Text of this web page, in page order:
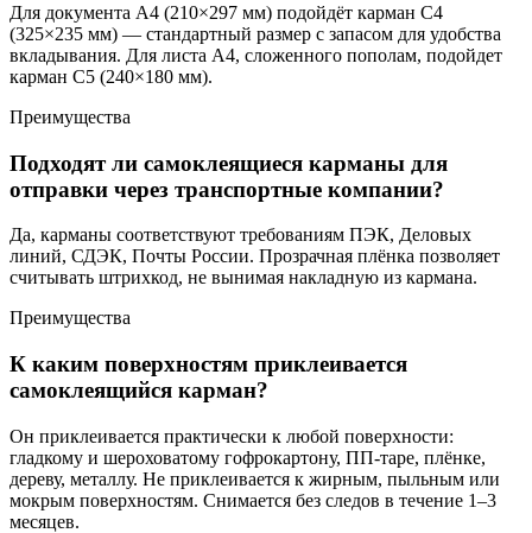
Для документа А4 (210×297 мм) подойдёт карман С4
(325×235 мм) — стандартный размер с запасом для удобства
вкладывания. Для листа А4, сложенного пополам, подойдет
карман С5 (240×180 мм).
Преимущества
Подходят ли самоклеящиеся карманы для
отправки через транспортные компании?
Да, карманы соответствуют требованиям ПЭК, Деловых
линий, СДЭК, Почты России. Прозрачная плёнка позволяет
считывать штрихкод, не вынимая накладную из кармана.
Преимущества
К каким поверхностям приклеивается
самоклеящийся карман?
Он приклеивается практически к любой поверхности:
гладкому и шероховатому гофрокартону, ПП-таре, плёнке,
дереву, металлу. Не приклеивается к жирным, пыльным или
мокрым поверхностям. Снимается без следов в течение 1–3
месяцев.